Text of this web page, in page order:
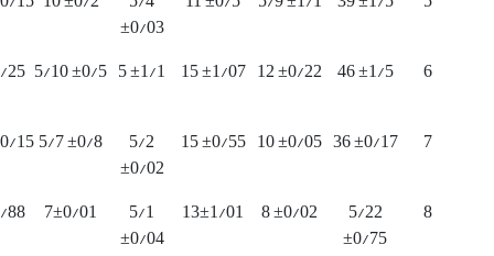
±0/03
6
46 ±1/5
12 ±0/22
15 ±1/07
5 ±1/1
5/10 ±0/5
25
7
36 ±0/17
10 ±0/05
15 ±0/55
5/2
±0/02
5/7 ±0/8
15
8
5/22
±0/75
8 ±0/02
13±1/01
5/1
±0/04
7±0/01
88